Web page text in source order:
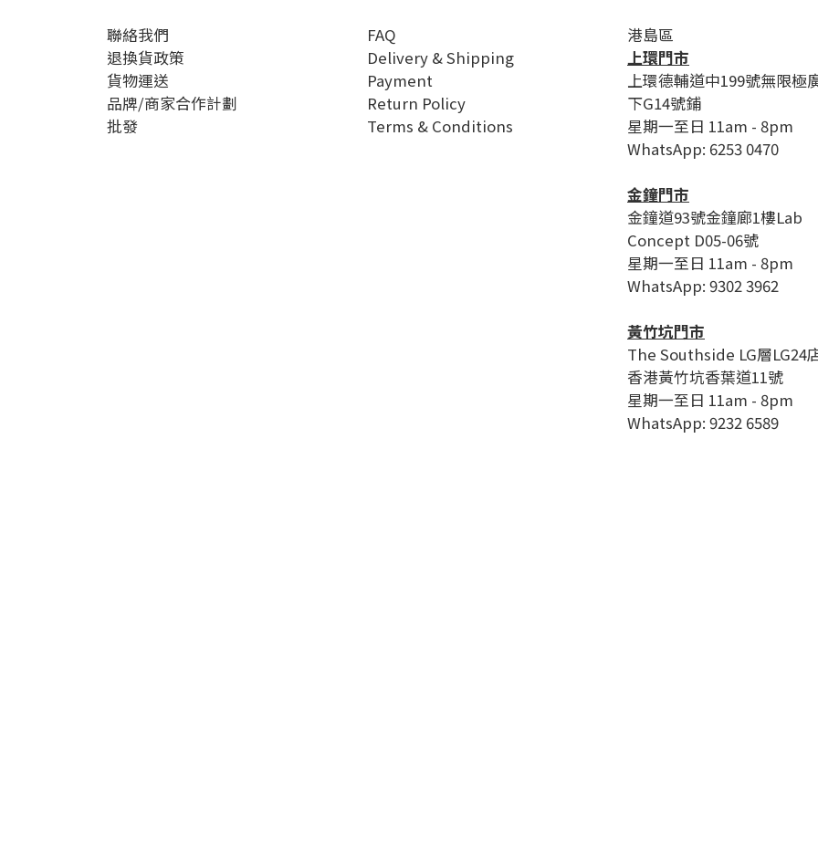
聯絡我們
退換貨政策
貨物運送
品牌/商家合作計劃
批發
FAQ
Delivery & Shipping
Payment
Return Policy
Terms & Conditions
港島區
上環門市
上環德輔道中199號無限極
下G14號鋪
星期一至日 11am - 8pm
WhatsApp: 6253 0470
金鐘門市
金鐘道93號金鐘廊1樓Lab
Concept D05-06號
星期一至日 11am - 8pm
WhatsApp: 9302 3962
黃竹坑門市
The Southside LG層LG24
香港黃竹坑香葉道11號
星期一至日 11am - 8pm
WhatsApp: 9232 6589